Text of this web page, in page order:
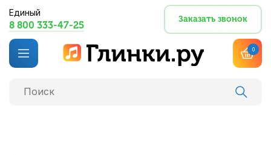
Единый
8 800 333-47-25
Заказать звонок
0